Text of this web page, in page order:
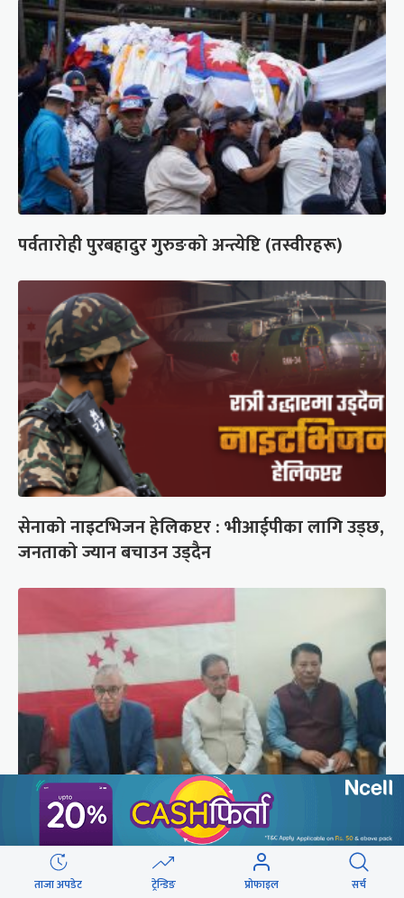
पर्वतारोही पुरबहादुर गुरुङको अन्त्येष्टि (तस्वीरहरू)
सेनाको नाइटभिजन हेलिकप्टर : भीआईपीका लागि उड्छ,
जनताको ज्यान बचाउन उड्दैन
कांग्रेस संस्थापन इतर समूहको राष्ट्रिय भेलालाई देउवाले
सम्बोधन गर्ने
ताजा अपडेट ट्रेन्डिङ प्रोफाइल सर्च